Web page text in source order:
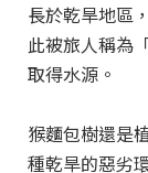
長於乾旱地區
此被旅人稱為
取得水源。
猴麵包樹還是
種乾旱的惡劣